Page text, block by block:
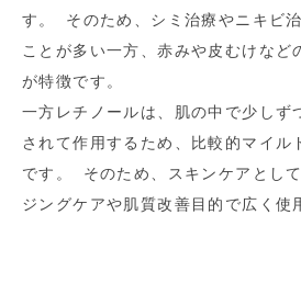
す。 そのため、シミ治療やニキビ
ことが多い一方、赤みや皮むけなど
が特徴です。
一方レチノールは、肌の中で少しず
されて作用するため、比較的マイル
です。 そのため、スキンケアとし
ジングケアや肌質改善目的で広く使